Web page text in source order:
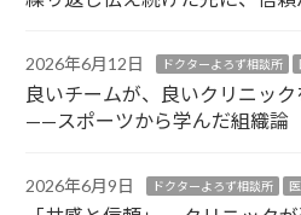
2026年6月12日 ドクターよろず相談所
良いチームが、良いクリニック
——スポーツから学んだ組織論
2026年6月9日 ドクターよろず相談所